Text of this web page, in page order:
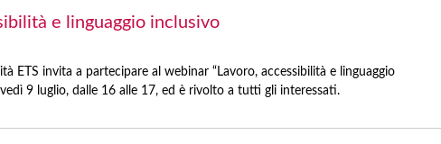
e linguaggio inclusivo
ETS invita a partecipare al webinar “Lavoro, accessibilità e linguaggio
9 luglio, dalle 16 alle 17, ed è rivolto a tutti gli interessati.